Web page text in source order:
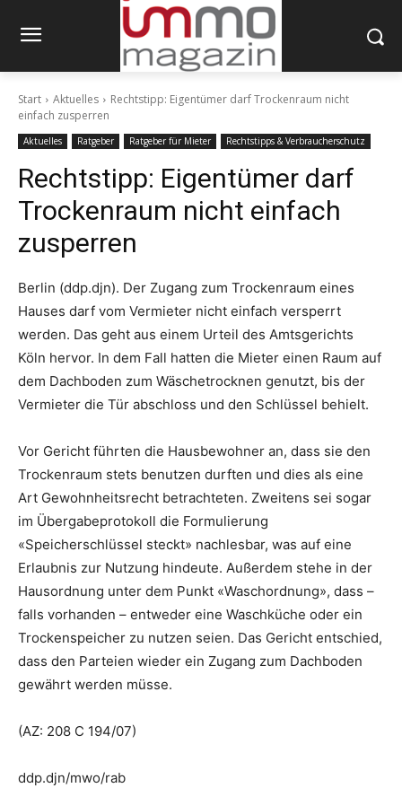
Start Aktuelles
Rechtstipp: Eigentümer darf Trockenraum nicht
einfach zusperren
Aktuelles Ratgeber Ratgeber für Mieter Rechtstipps & Verbraucherschutz
Rechtstipp: Eigentümer darf
Trockenraum nicht einfach
zusperren
Berlin (ddp.djn). Der Zugang zum Trockenraum eines
Hauses darf vom Vermieter nicht einfach versperrt
werden. Das geht aus einem Urteil des Amtsgerichts
Köln hervor. In dem Fall hatten die Mieter einen Raum auf
dem Dachboden zum Wäschetrocknen genutzt, bis der
Vermieter die Tür abschloss und den Schlüssel behielt.
Vor Gericht führten die Hausbewohner an, dass sie den
Trockenraum stets benutzen durften und dies als eine
Art Gewohnheitsrecht betrachteten. Zweitens sei sogar
im Übergabeprotokoll die Formulierung
«Speicherschlüssel steckt» nachlesbar, was auf eine
Erlaubnis zur Nutzung hindeute. Außerdem stehe in der
Hausordnung unter dem Punkt «Waschordnung», dass –
falls vorhanden – entweder eine Waschküche oder ein
Trockenspeicher zu nutzen seien. Das Gericht entschied,
dass den Parteien wieder ein Zugang zum Dachboden
gewährt werden müsse.
(AZ: 208 C 194/07)
ddp.djn/mwo/rab